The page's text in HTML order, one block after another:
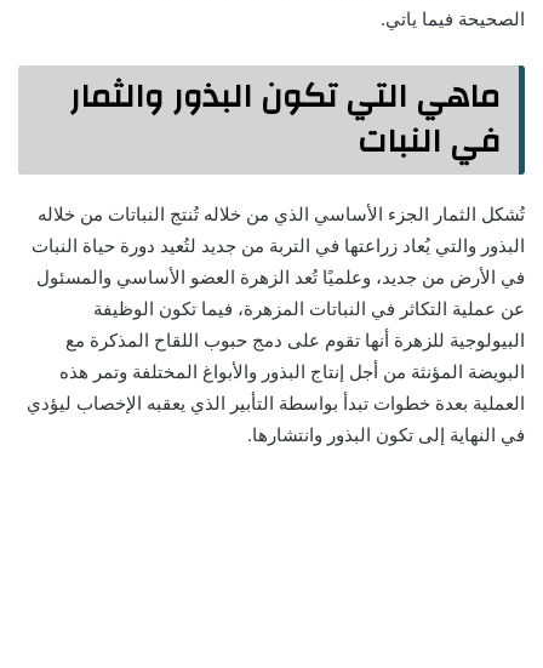
الصحيحة فيما ياتي.
ماهي التي تكون البذور والثمار
في النبات
تُشكل الثمار الجزء الأساسي الذي من خلاله تُنتج النباتات من خلاله
البذور والتي يُعاد زراعتها في التربة من جديد لتُعيد دورة حياة النبات
في الأرض من جديد، وعلميًا تُعد الزهرة العضو الأساسي والمسئول
عن عملية التكاثر في النباتات المزهرة، فيما تكون الوظيفة
البيولوجية للزهرة أنها تقوم على دمج حبوب اللقاح المذكرة مع
البويضة المؤنثة من أجل إنتاج البذور والأبواغ المختلفة وتمر هذه
العملية بعدة خطوات تبدأ بواسطة التأبير الذي يعقبه الإخصاب ليؤدي
في النهاية إلى تكون البذور وانتشارها.